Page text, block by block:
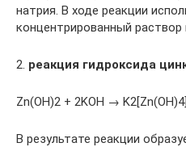
натрия. В ходе реакции
концентрированный раствор
2. реакция гидроксида
Zn(OH)2 + 2KOH →
В результате реакции